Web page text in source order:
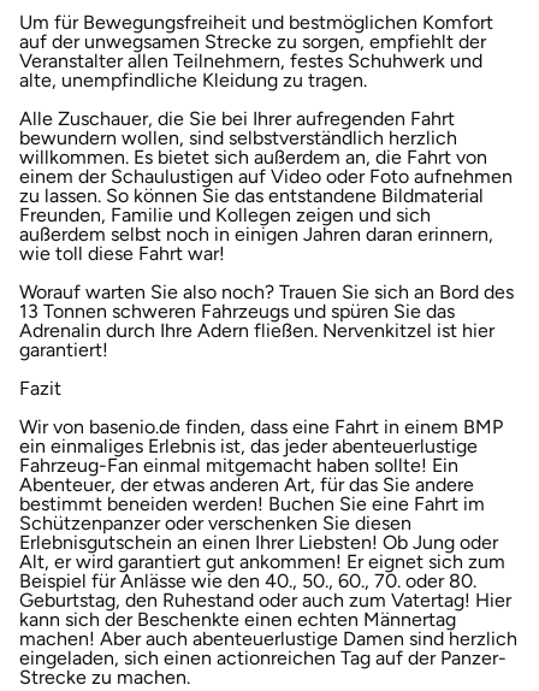
Um für Bewegungsfreiheit und bestmöglichen Komfort
auf der unwegsamen Strecke zu sorgen, empfiehlt der
Veranstalter allen Teilnehmern, festes Schuhwerk und
alte, unempfindliche Kleidung zu tragen.
Alle Zuschauer, die Sie bei Ihrer aufregenden Fahrt
bewundern wollen, sind selbstverständlich herzlich
willkommen. Es bietet sich außerdem an, die Fahrt von
einem der Schaulustigen auf Video oder Foto aufnehmen
zu lassen. So können Sie das entstandene Bildmaterial
Freunden, Familie und Kollegen zeigen und sich
außerdem selbst noch in einigen Jahren daran erinnern,
wie toll diese Fahrt war!
Worauf warten Sie also noch? Trauen Sie sich an Bord des
13 Tonnen schweren Fahrzeugs und spüren Sie das
Adrenalin durch Ihre Adern fließen. Nervenkitzel ist hier
garantiert!
Fazit
Wir von basenio.de finden, dass eine Fahrt in einem BMP
ein einmaliges Erlebnis ist, das jeder abenteuerlustige
Fahrzeug-Fan einmal mitgemacht haben sollte! Ein
Abenteuer, der etwas anderen Art, für das Sie andere
bestimmt beneiden werden! Buchen Sie eine Fahrt im
Schützenpanzer oder verschenken Sie diesen
Erlebnisgutschein an einen Ihrer Liebsten! Ob Jung oder
Alt, er wird garantiert gut ankommen! Er eignet sich zum
Beispiel für Anlässe wie den 40., 50., 60., 70. oder 80.
Geburtstag, den Ruhestand oder auch zum Vatertag! Hier
kann sich der Beschenkte einen echten Männertag
machen! Aber auch abenteuerlustige Damen sind herzlich
eingeladen, sich einen actionreichen Tag auf der Panzer-
Strecke zu machen.
Kamp-Lintfort
Karlsruhe
Kassel
Kempten
Kerken
Kiel
Koblenz
Kronach
Kulmbach
Köln
Landkreis Rostock